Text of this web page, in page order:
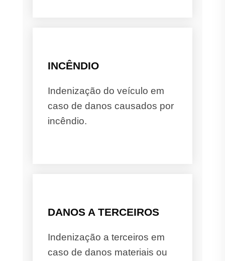
INCÊNDIO
Indenização do veículo em
caso de danos causados por
incêndio.
DANOS A TERCEIROS
Indenização a terceiros em
caso de danos materiais ou